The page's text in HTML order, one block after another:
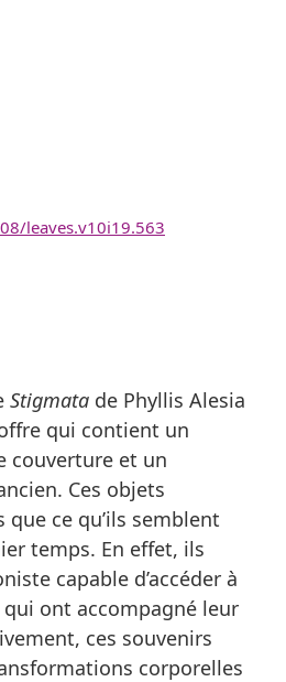
leaves.v10i19.563
Stigmata de Phyllis Alesia
qui contient un
couverture et un
Ces objets
ce qu’ils semblent
temps. En effet, ils
capable d’accéder à
ont accompagné leur
ces souvenirs
corporelles